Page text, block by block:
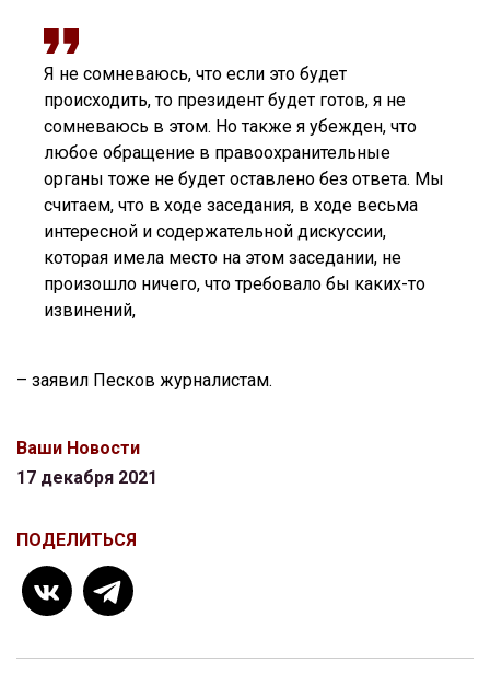
Я не сомневаюсь, что если это будет
происходить, то президент будет готов, я не
сомневаюсь в этом. Но также я убежден, что
любое обращение в правоохранительные
органы тоже не будет оставлено без ответа. Мы
считаем, что в ходе заседания, в ходе весьма
интересной и содержательной дискуссии,
которая имела место на этом заседании, не
произошло ничего, что требовало бы каких-то
извинений,
– заявил Песков журналистам.
Ваши Новости
17 декабря 2021
ПОДЕЛИТЬСЯ